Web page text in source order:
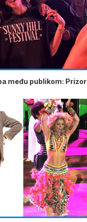
među publikom: Prizor